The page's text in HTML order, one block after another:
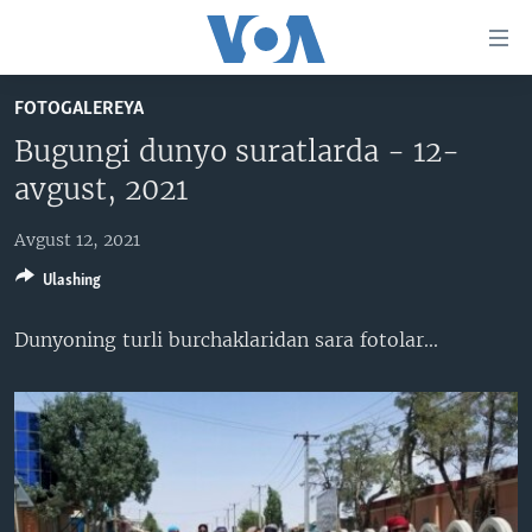
boring
Boshiga
Qidiruvga
o'ting
AMERIKA
MARKAZIY OSIYO
XALQARO
MULTIMEDIA
XALQARO HAYOT
VASHINGTON CHOYXONASI
MOBIL-SALOM!
FACEBOOK
YOUTUBE
INSTAGRAM
INGLIZ TILI DARSLARI
EDITORIAL
FOTOGALEREYA
Bugungi dunyo suratlarda - 12-
avgust, 2021
Avgust 12, 2021
Dunyoning turli burchaklaridan sara fotolar​...
Ulashing